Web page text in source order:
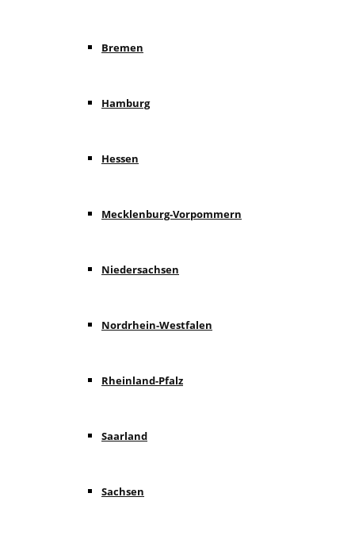
Bremen
Hamburg
Hessen
Mecklenburg-Vorpommern
Niedersachsen
Nordrhein-Westfalen
Rheinland-Pfalz
Saarland
Sachsen